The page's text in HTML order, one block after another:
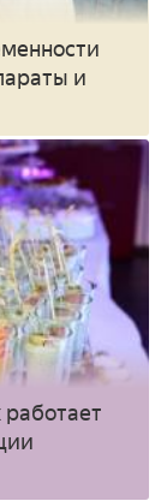
и
работает